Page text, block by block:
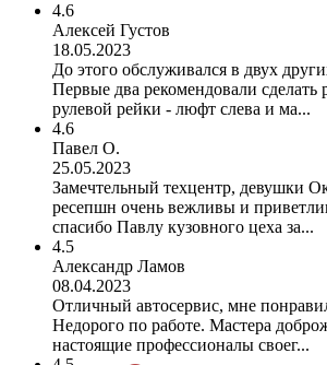
4.6
Алексей Густов
18.05.2023
До этого обслуживался в двух
Первые два рекомендовали сделать
рулевой рейки - люфт слева и ма...
4.6
Павел О.
25.05.2023
Замечтельный техцентр, девушки
ресепшн очень вежливы и
спасибо Павлу кузовного цеха за...
4.5
Александр Ламов
08.04.2023
Отличный автосервис, мне
Недорого по работе. Мастера
настоящие профессионалы своег...